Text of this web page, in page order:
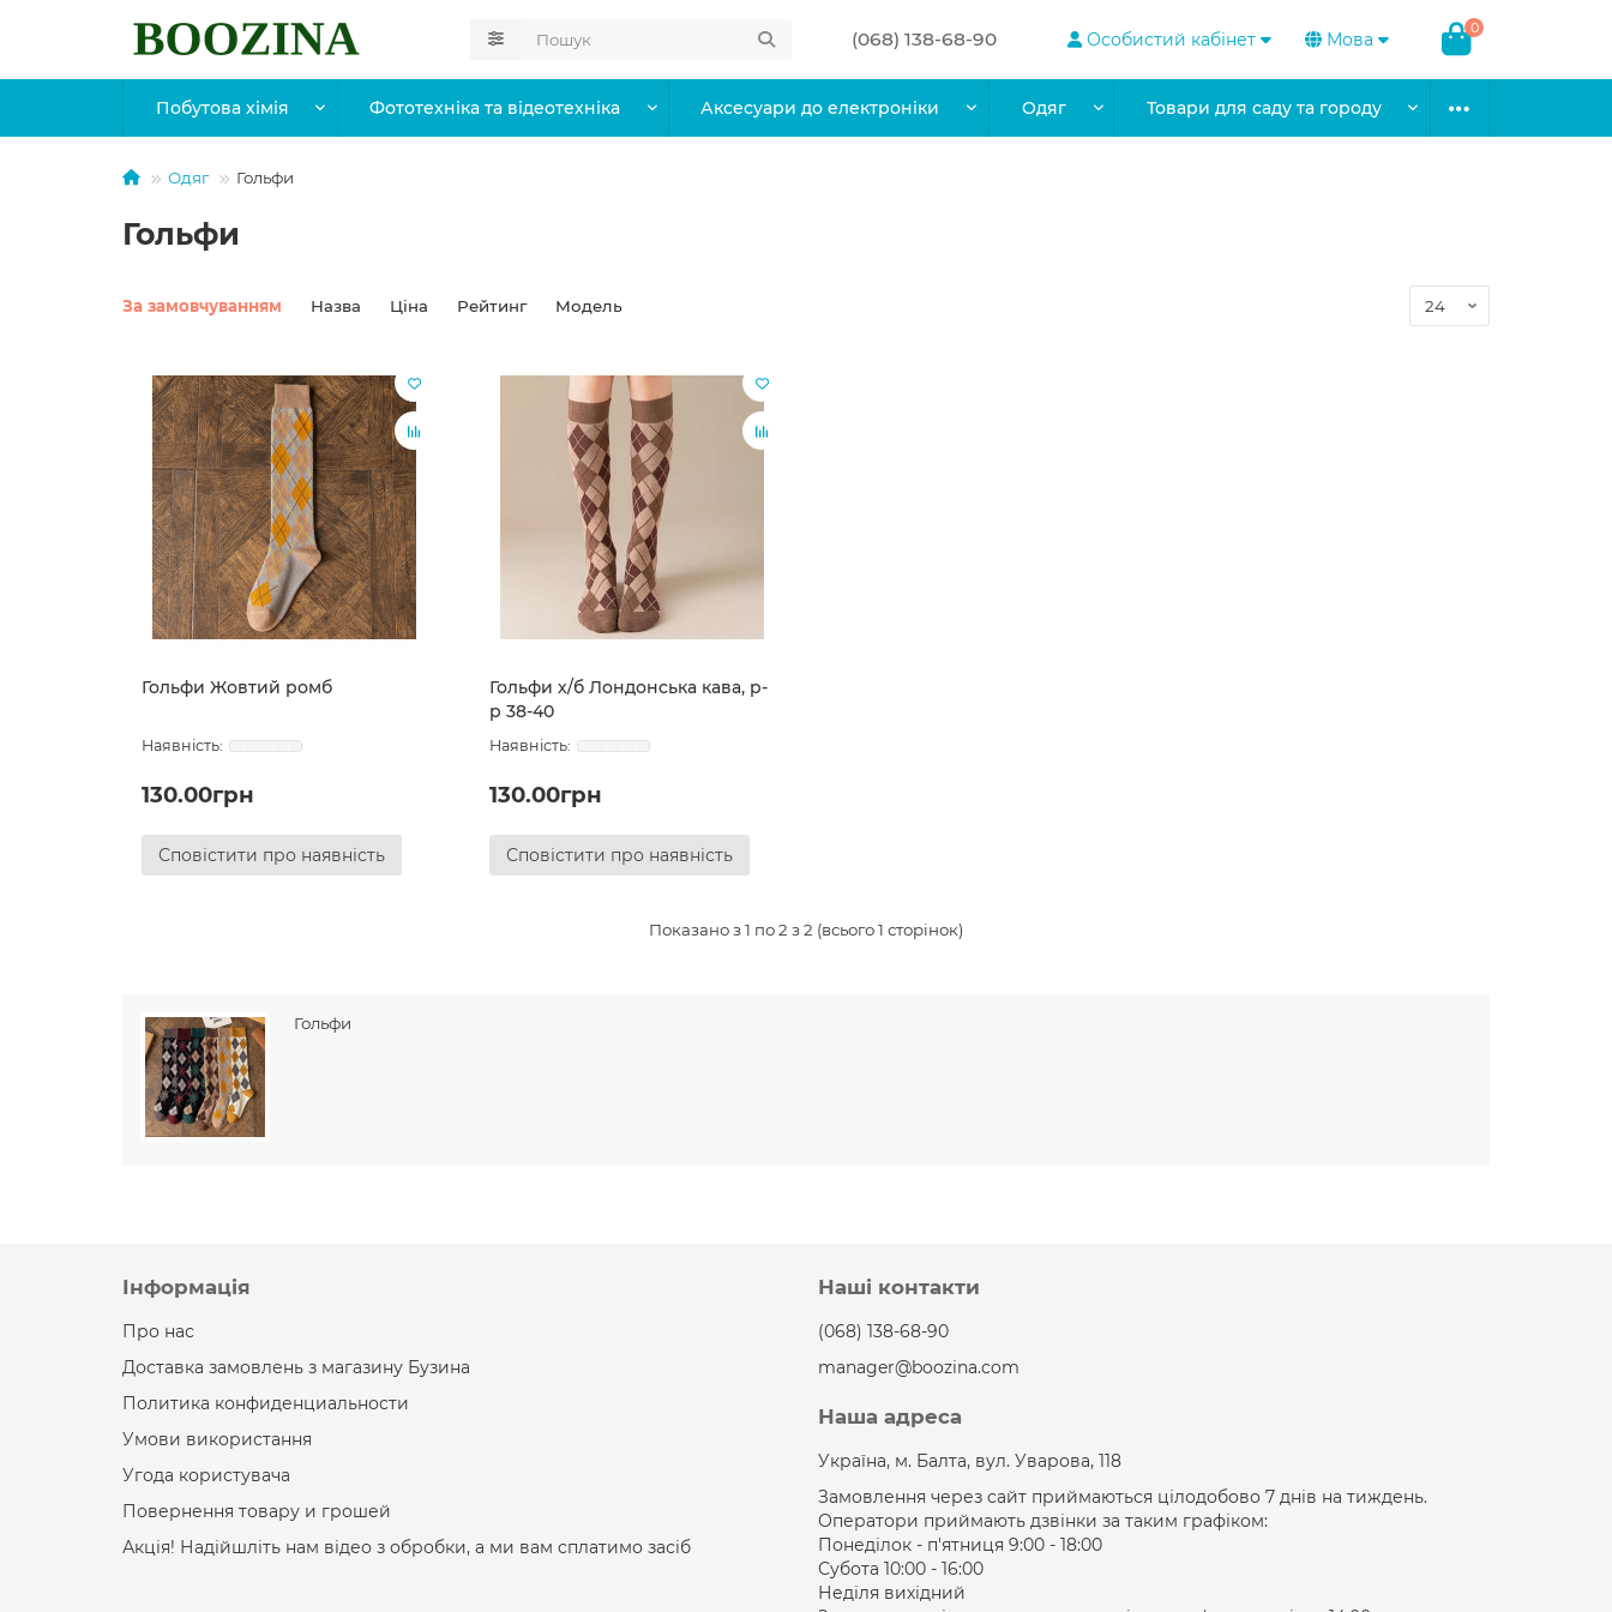
(068) 138-68-90 Особистий кабінет Мова
0
Побутова хімія Фототехніка та відеотехніка Аксесуари до електроніки Одяг Товари для саду та городу
Одяг Гольфи
Гольфи
За замовчуванням Назва Ціна Рейтинг Модель
Гольфи Жовтий ромб
130.00грн
Сповістити про наявність
Гольфи х/б Лондонська кава, р-
р 38-40
130.00грн
Сповістити про наявність
Показано з 1 по 2 з 2 (всього 1 сторінок)
Гольфи
Інформація
Про нас
Доставка замовлень з магазину Бузина
Политика конфиденциальности
Умови використання
Угода користувача
Повернення товару и грошей
Акція! Надійшліть нам відео з обробки, а ми вам сплатимо засіб
Наші контакти
(068) 138-68-90
manager@boozina.com
Наша адреса
Україна, м. Балта, вул. Уварова, 118
Замовлення через сайт приймаються цілодобово 7 днів на тиждень.
Оператори приймають дзвінки за таким графіком:
Понеділок - п'ятниця 9:00 - 18:00
Субота 10:00 - 16:00
Неділя вихідний